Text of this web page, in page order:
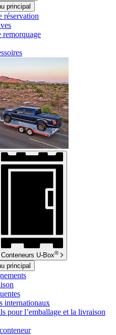
principal
réservation
remorquage
Conteneurs U-Box®
principal
internationaux
pour l’emballage et la livraison